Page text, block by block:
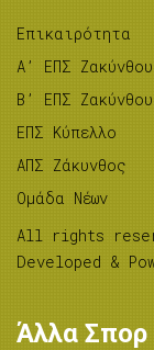
Επικαιρότητα
A’ ΕΠΣ Ζακύνθου
B’ ΕΠΣ Ζακύνθου
ΕΠΣ Κύπελλο
ΑΠΣ Ζάκυνθος
Ομάδα Νέων
All rights
Developed &
Άλλα Σπορ